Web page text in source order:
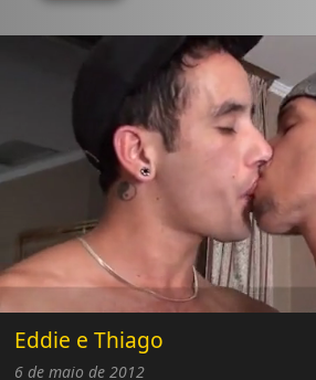
Eddie e Thiago
6 de maio de 2012